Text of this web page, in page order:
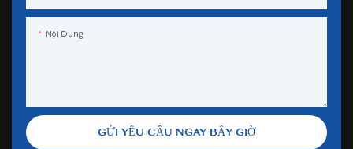
Nội Dung
GỬI YÊU CẦU NGAY BÂY GIỜ